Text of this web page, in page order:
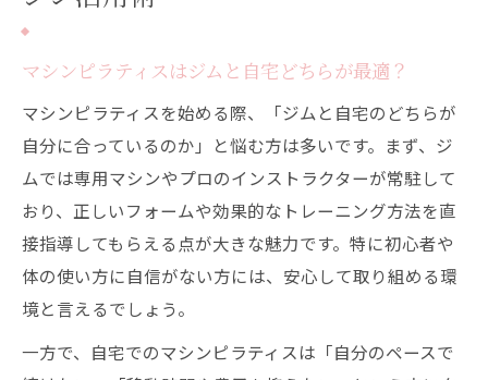
マシンピラティスはジムと自宅どちらが最適？
マシンピラティスを始める際、「ジムと自宅のどちらが
自分に合っているのか」と悩む方は多いです。まず、ジ
ムでは専用マシンやプロのインストラクターが常駐して
おり、正しいフォームや効果的なトレーニング方法を直
接指導してもらえる点が大きな魅力です。特に初心者や
体の使い方に自信がない方には、安心して取り組める環
境と言えるでしょう。
一方で、自宅でのマシンピラティスは「自分のペースで